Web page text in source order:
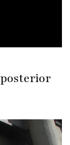
posterior